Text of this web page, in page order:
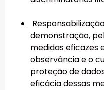
demonstração,
medidas eficazes
observância e o
proteção de
eficácia dessas